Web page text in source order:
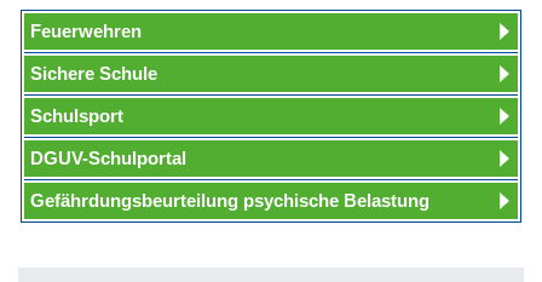
Feuerwehren
Sichere Schule
Schulsport
DGUV-Schulportal
Gefährdungsbeurteilung psychische Belastung